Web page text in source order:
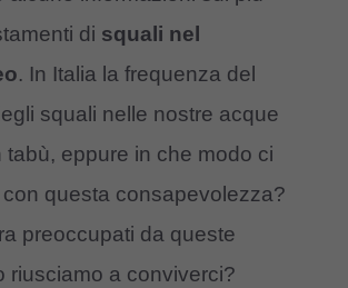
di squali nel
. In Italia la frequenza del
squali nelle nostre acque
tabù, eppure in che modo ci
questa consapevolezza?
preoccupati da queste
riusciamo a conviverci?